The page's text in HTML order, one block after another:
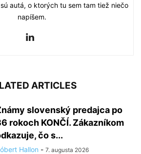
autá, o ktorých tu sem tam tiež niečo
napíšem.
ARTICLES
slovenský predajca po
rokoch KONČÍ. Zákazníkom
čo s...
Hallon - 7. augusta 2026